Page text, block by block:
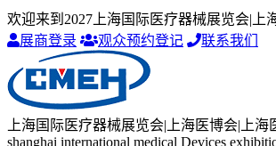
欢迎来到2027上海国际医疗器械展览会|上
展商登录
观众预约登记 联系我们
上海国际医疗器械展览会|上海医博会|上海
shanghai international medical Devices